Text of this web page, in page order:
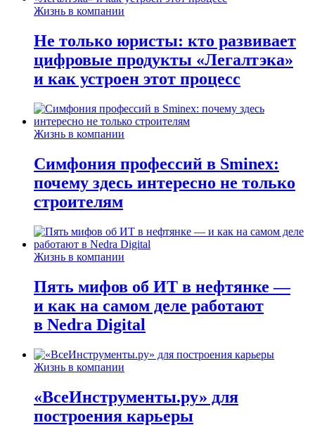
Жизнь в компании
Не только юристы: кто развивает
цифровые продукты «Легалтэка»
и как устроен этот процесс
Жизнь в компании
Симфония профессий в Sminex:
почему здесь интересно не только
строителям
Жизнь в компании
Пять мифов об ИТ в нефтянке —
и как на самом деле работают
в Nedra Digital
Жизнь в компании
«ВсеИнструменты.ру» для
построения карьеры